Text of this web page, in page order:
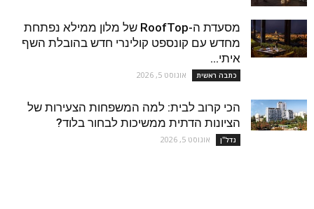
מסעדת ה-RoofTop של מלון ממילא נפתחת
מחדש עם קונספט קולינרי חדש בהובלת השף
איתי...
כתבה ראשית אוגוסט 5, 2026
הכי קרוב לבית: למה המשפחות הצעירות של
הציונות הדתית ממשיכות לבחור בלוד?
נדל''ן אוגוסט 5, 2026